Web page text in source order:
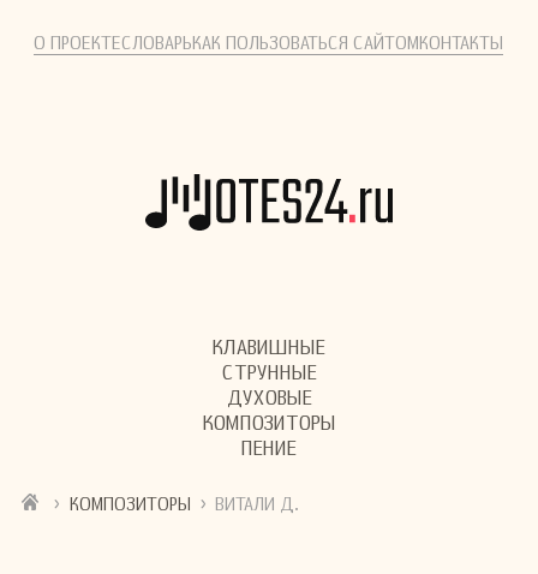
О ПРОЕКТЕСЛОВАРЬКАК ПОЛЬЗОВАТЬСЯ САЙТОМКОНТАКТЫ
КЛАВИШНЫЕ
СТРУННЫЕ
ДУХОВЫЕ
КОМПОЗИТОРЫ
ПЕНИЕ
› КОМПОЗИТОРЫ › ВИТАЛИ Д.